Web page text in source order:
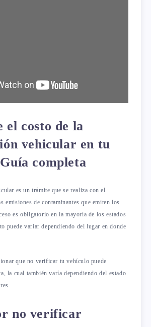
el costo de la
vehicular en tu
completa
es un trámite que se realiza con el
emisiones de contaminantes que emiten los
es obligatorio en la mayoría de los estados
puede variar dependiendo del lugar en donde
que no verificar tu vehículo puede
la cual también varía dependiendo del estado
no verificar